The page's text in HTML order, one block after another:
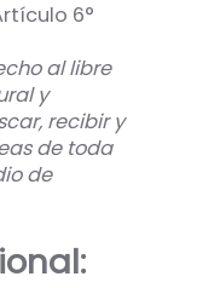
6°
al libre
y
recibir y
de toda
de